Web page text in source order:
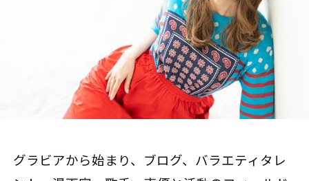
グラビアから始まり、ブログ、バラエティタレ